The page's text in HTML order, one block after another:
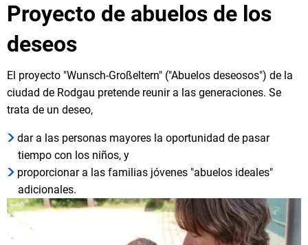
Русский
Proyecto
de
abuelos
de
los
deseos
Proyecto de abuelos de los
deseos
El proyecto "Wunsch-Großeltern" ("Abuelos deseosos") de la
ciudad de Rodgau pretende reunir a las generaciones. Se
trata de un deseo,
dar a las personas mayores la oportunidad de pasar
tiempo con los niños, y
proporcionar a las familias jóvenes "abuelos ideales"
adicionales.